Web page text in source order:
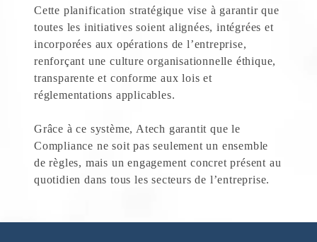
Cette planification stratégique vise à garantir que
toutes les initiatives soient alignées, intégrées et
incorporées aux opérations de l’entreprise,
renforçant une culture organisationnelle éthique,
transparente et conforme aux lois et
réglementations applicables.
Grâce à ce système, Atech garantit que le
Compliance ne soit pas seulement un ensemble
de règles, mais un engagement concret présent au
quotidien dans tous les secteurs de l’entreprise.